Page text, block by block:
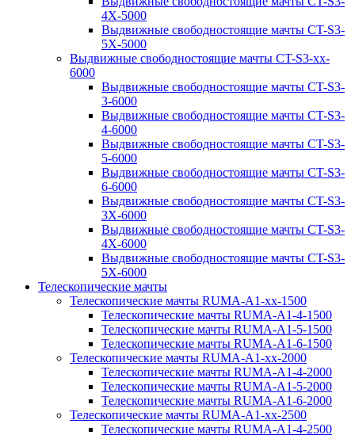
4X-5000
Выдвижные свободностоящие мачты CT-S3-
5X-5000
Выдвижные свободностоящие мачты CT-S3-xx-
6000
Выдвижные свободностоящие мачты CT-S3-
3-6000
Выдвижные свободностоящие мачты CT-S3-
4-6000
Выдвижные свободностоящие мачты CT-S3-
5-6000
Выдвижные свободностоящие мачты CT-S3-
6-6000
Выдвижные свободностоящие мачты CT-S3-
3X-6000
Выдвижные свободностоящие мачты CT-S3-
4X-6000
Выдвижные свободностоящие мачты CT-S3-
5X-6000
Телескопические мачты
Телескопические мачты RUMA-A1-xx-1500
Телескопические мачты RUMA-A1-4-1500
Телескопические мачты RUMA-A1-5-1500
Телескопические мачты RUMA-A1-6-1500
Телескопические мачты RUMA-A1-xx-2000
Телескопические мачты RUMA-A1-4-2000
Телескопические мачты RUMA-A1-5-2000
Телескопические мачты RUMA-A1-6-2000
Телескопические мачты RUMA-A1-xx-2500
Телескопические мачты RUMA-A1-4-2500